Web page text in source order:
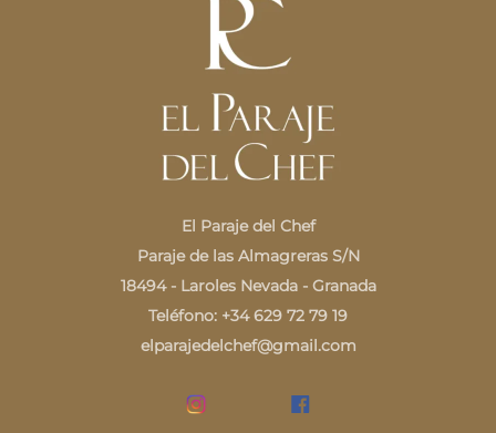
El Paraje del Chef
Paraje de las Almagreras S/N
18494 - Laroles Nevada - Granada
Teléfono: +34 629 72 79 19
elparajedelchef@gmail.com